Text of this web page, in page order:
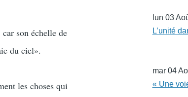
son échelle de
du ciel».
les choses qui
lun 03
L’unité
mar 04
« Une